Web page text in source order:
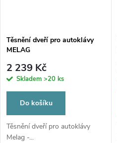
Těsnění dveří pro autoklávy
MELAG
2 239 Kč
Skladem >20 ks
Do košíku
Těsnění dveří pro autoklávy
Melag -...